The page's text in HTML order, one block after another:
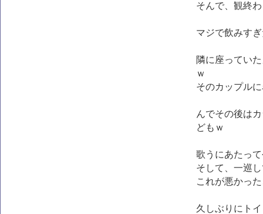
そんで、観終
マジで飲みす
隣に座ってい
ｗ
そのカップル
んでその後は
どもｗ
歌うにあたっ
そして、一巡
これが悪かっ
久しぶりにト